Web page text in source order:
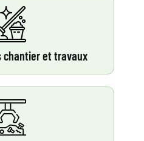
chantier et travaux